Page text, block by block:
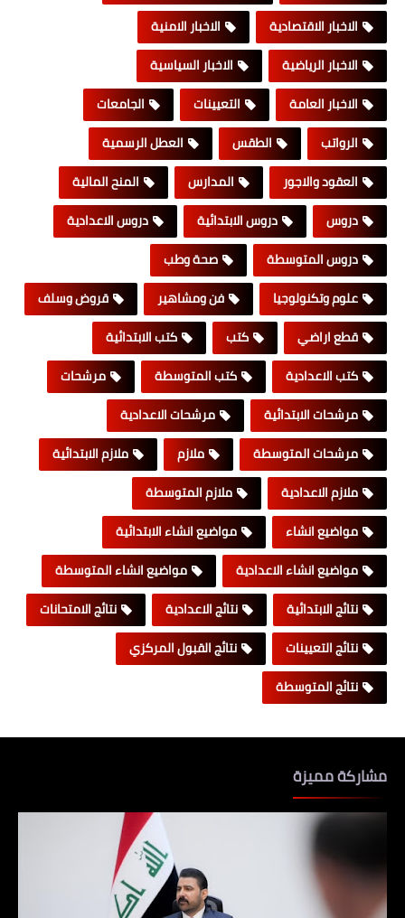
الاخبار الاقتصادية
الاخبار الامنية
الاخبار الرياضية
الاخبار السياسية
الاخبار العامة
التعيينات
الجامعات
الرواتب
الطقس
العطل الرسمية
العقود والاجور
المدارس
المنح المالية
دروس
دروس الابتدائية
دروس الاعدادية
دروس المتوسطة
صحة وطب
علوم وتكنولوجيا
فن ومشاهير
قروض وسلف
قطع اراضي
كتب
كتب الابتدائية
كتب الاعدادية
كتب المتوسطة
مرشحات
مرشحات الابتدائية
مرشحات الاعدادية
مرشحات المتوسطة
ملازم
ملازم الابتدائية
ملازم الاعدادية
ملازم المتوسطة
مواضيع انشاء
مواضيع انشاء الابتدائية
مواضيع انشاء الاعدادية
مواضيع انشاء المتوسطة
نتائج الابتدائية
نتائج الاعدادية
نتائج الامتحانات
نتائج التعيينات
نتائج القبول المركزي
نتائج المتوسطة
مشاركة مميزة